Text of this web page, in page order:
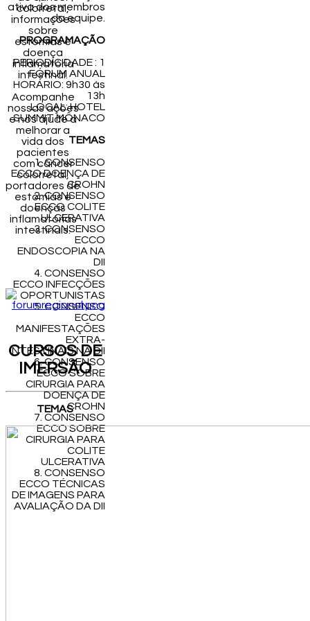
colorretal,
informações
sobre
estomias e
doença
inflamatória
intestinal.
Acompanhe
nossas ações
e nos ajude a
melhorar a
vida dos
pacientes
com câncer
colorretal,
portadores de
estomias e
doenças
inflamatórias
intestinais.
ativa dos membros
da equipe.
PROGRAMAÇÃO
PERIODICIDADE : 1
FÓRUM ANUAL
HORÁRIO: 9h30 às
13h
LOCAL: HOTEL
SUMMIT MÔNACO
TEMAS
1. CONSENSO
ECCO DOENÇA DE
CROHN
2. CONSENSO
ECCO COLITE
ULCERATIVA
3. CONSENSO
ECCO
ENDOSCOPIA NA
DII
4. CONSENSO
ECCO INFECÇÕES
OPORTUNISTAS
5. CONSENSO
ECCO
MANIFESTAÇÕES
EXTRA-
INTESTINAIS NA DII
6. CONSENSO
ECCO SOBRE
CIRURGIA PARA
DOENÇA DE
CROHN
7. CONSENSO
ECCO SOBRE
CIRURGIA PARA
COLITE
ULCERATIVA
8. CONSENSO
ECCO TÉCNICAS
DE IMAGENS PARA
AVALIAÇÃO DA DII
CURSOS DE
IMERSÃO
TEMAS